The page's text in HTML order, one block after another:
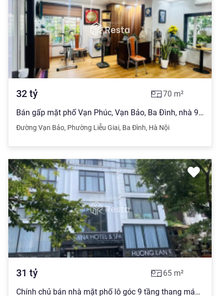
32 tỷ 70 m²
Bán gấp mặt phố Vạn Phúc, Vạn Bảo, Ba Đình, nhà 9 tầng, lô góc, MT 6.3m, sổ vuông đẹp chỉ 32 tỷ
Đường Vạn Bảo, Phường Liễu Giai, Ba Đình, Hà Nội
31 tỷ 65 m²
Chính chủ bán nhà mặt phố lô góc 9 tầng thang máy phố Vạn Phúc 65m2, chỉ 31 tỷ Ba Đình